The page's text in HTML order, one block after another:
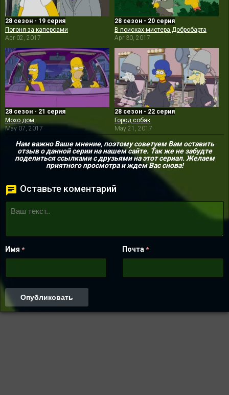
28 сезон - 19 серия
Погоня за каперсами
Apr 02, 2017
28 сезон - 20 серия
В поисках мистера Добробарта
Apr 30, 2017
28 сезон - 21 серия
Мохо дом
May 07, 2017
28 сезон - 22 серия
Город собак
May 21, 2017
Нам важно Ваше мнение, поэтому советуем Вам оставить
отзыв о данной серии на нашем сайте. Так же не забудте
поделиться ссылками с друзьями на этот сериал. Желаем
приятного просмотра и ждем Вас снова!
Оставьте коментарий
Имя * Почта *